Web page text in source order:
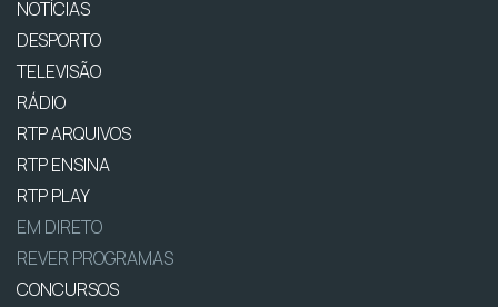
NOTÍCIAS
DESPORTO
TELEVISÃO
RÁDIO
RTP ARQUIVOS
RTP ENSINA
RTP PLAY
EM DIRETO
REVER PROGRAMAS
CONCURSOS